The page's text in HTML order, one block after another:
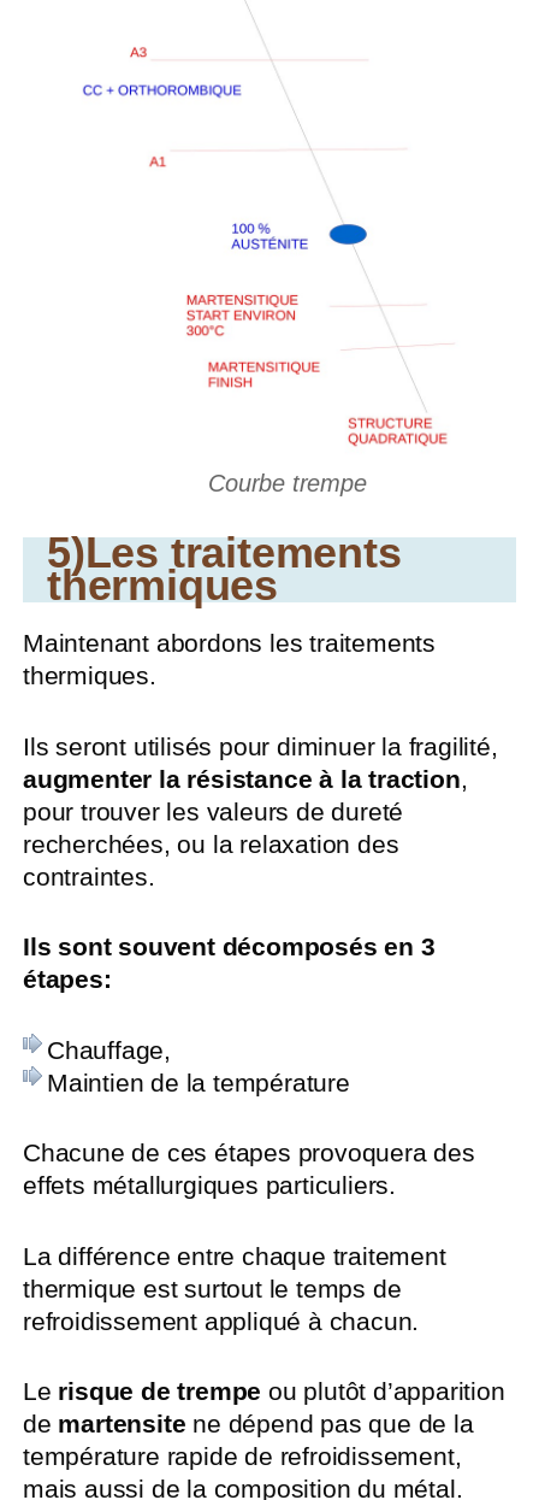
Courbe trempe
5)Les traitements
thermiques
Maintenant abordons les traitements
thermiques.
Ils seront utilisés pour diminuer la fragilité,
augmenter la résistance à la traction,
pour trouver les valeurs de dureté
recherchées, ou la relaxation des
contraintes.
Ils sont souvent décomposés en 3
étapes:
Chauffage,
Maintien de la température
Chacune de ces étapes provoquera des
effets métallurgiques particuliers.
La différence entre chaque traitement
thermique est surtout le temps de
refroidissement appliqué à chacun.
Le risque de trempe ou plutôt d’apparition
de martensite ne dépend pas que de la
température rapide de refroidissement,
mais aussi de la composition du métal.